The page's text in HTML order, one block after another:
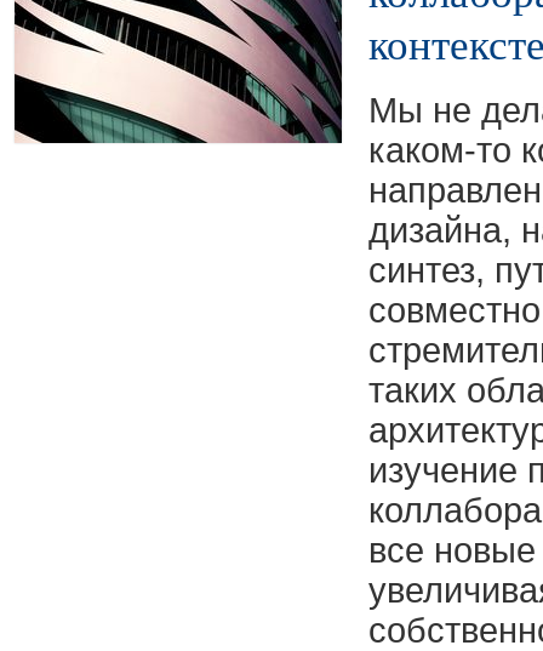
Мы не
каком-то
дизайна,
синтез,
таких
изучение
все